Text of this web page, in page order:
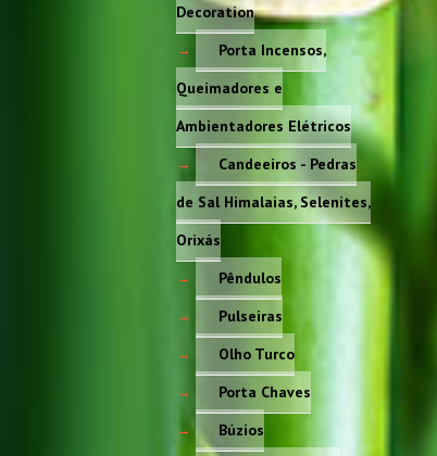
Decoration
Porta Incensos,
Queimadores e
Ambientadores Elétricos
Candeeiros - Pedras
de Sal Himalaias, Selenites,
Orixás
Pêndulos
Pulseiras
Olho Turco
Porta Chaves
Búzios